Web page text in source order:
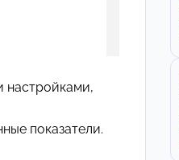
настройками,
показатели.